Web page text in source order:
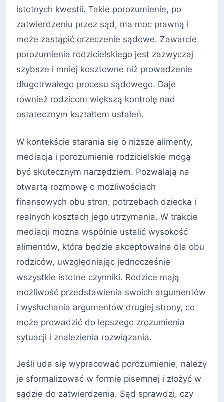
istotnych kwestii. Takie porozumienie, po
zatwierdzeniu przez sąd, ma moc prawną i
może zastąpić orzeczenie sądowe. Zawarcie
porozumienia rodzicielskiego jest zazwyczaj
szybsze i mniej kosztowne niż prowadzenie
długotrwałego procesu sądowego. Daje
również rodzicom większą kontrolę nad
ostatecznym kształtem ustaleń.
W kontekście starania się o niższe alimenty,
mediacja i porozumienie rodzicielskie mogą
być skutecznym narzędziem. Pozwalają na
otwartą rozmowę o możliwościach
finansowych obu stron, potrzebach dziecka i
realnych kosztach jego utrzymania. W trakcie
mediacji można wspólnie ustalić wysokość
alimentów, która będzie akceptowalna dla obu
rodziców, uwzględniając jednocześnie
wszystkie istotne czynniki. Rodzice mają
możliwość przedstawienia swoich argumentów
i wysłuchania argumentów drugiej strony, co
może prowadzić do lepszego zrozumienia
sytuacji i znalezienia rozwiązania.
Jeśli uda się wypracować porozumienie, należy
je sformalizować w formie pisemnej i złożyć w
sądzie do zatwierdzenia. Sąd sprawdzi, czy